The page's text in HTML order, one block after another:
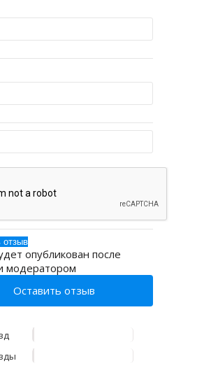
опубликован после
модератором
Оставить отзыв